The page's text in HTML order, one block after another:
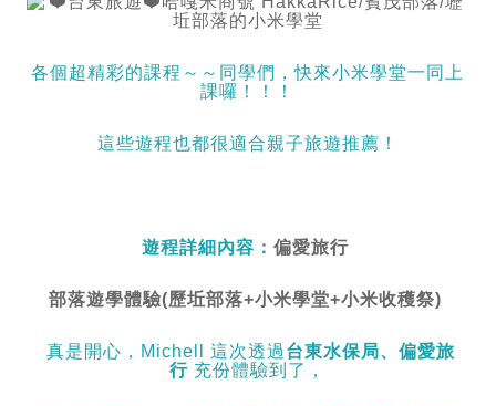
各個超精彩的課程～～同學們，快來小米學堂一同上
課囉！！！
這些遊程也都很適合親子旅遊推薦！
遊程詳細內容： 偏愛旅行
部落遊學體驗(歷坵部落+小米學堂+小米收穫祭)
真是開心，Michell 這次透過 台東水保局、偏愛旅
行 充份體驗到了，